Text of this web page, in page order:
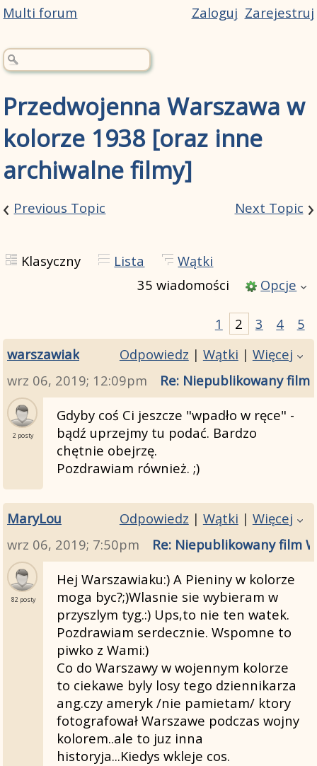
Multi forum Zaloguj Zarejestruj
Przedwojenna Warszawa w
kolorze 1938 [oraz inne
archiwalne filmy]
‹ Previous Topic Next Topic ›
Klasyczny Lista
Wątki
35 wiadomości
Opcje
1 2 3 4
5
warszawiak
Odpowiedz | Wątki | Więcej
wrz 06, 2019; 12:09pm
Re: Niepublikowany film
2 posty
Gdyby coś Ci jeszcze "wpadło w ręce" -
bądź uprzejmy tu podać. Bardzo
chętnie obejrzę.
Pozdrawiam również. ;)
MaryLou Odpowiedz | Wątki | Więcej
wrz 06, 2019; 7:50pm
Re: Niepublikowany film
82 posty
Hej Warszawiaku:) A Pieniny w kolorze
moga byc?;)Wlasnie sie wybieram w
przyszlym tyg.:) Ups,to nie ten watek.
Pozdrawiam serdecznie. Wspomne to
piwko z Wami:)
Co do Warszawy w wojennym kolorze
to ciekawe byly losy tego dziennikarza
ang.czy ameryk /nie pamietam/ ktory
fotografował Warszawe podczas wojny
kolorem..ale to juz inna
historyja...Kiedys wkleje cos.